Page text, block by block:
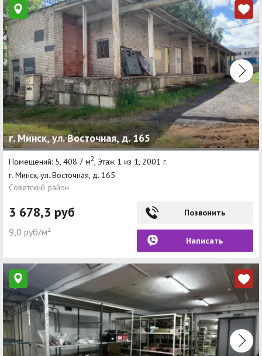
г. Минск, ул. Восточная, д. 165
Помещений: 5, 408.7 м2 , Этаж 1 из 1, 2001 г.
г. Минск, ул. Восточная, д. 165
Советский район
3 678,3 руб
9,0 руб/м²
Позвонить
Написать